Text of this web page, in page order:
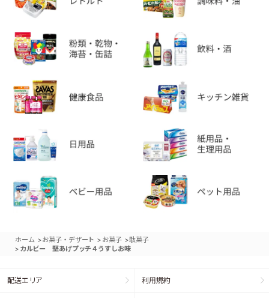
ホーム >お菓子・デザート > お菓子 >駄菓子
> カルビー 堅あげプッチ４うすしお味
配送エリア 利用規約